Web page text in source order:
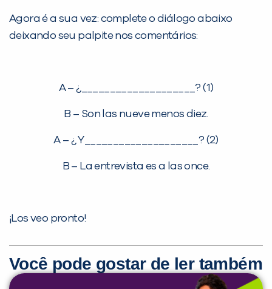
Agora é a sua vez: complete o diálogo abaixo
deixando seu palpite nos comentários:
A – ¿____________________? (1)
B – Son las nueve menos diez.
A – ¿ Y____________________? (2)
B – La entrevista es a las once.
¡Los veo pronto!
Você pode gostar de ler também